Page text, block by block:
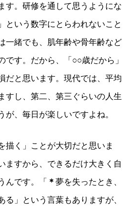
す。研修を通して思うようにな
という数字にとらわれないこと
一緒でも、肌年齢や骨年齢など
です。だから、「○○歳だから」
だと思います。現代では、平均
すし、第二、第三ぐらいの人生
が、毎日が楽しいですよね。
描く」ことが大切だと思いま
ますから、できるだけ大きく自
んです。「 ＊ 夢を失ったとき、
る」という言葉もありますが、